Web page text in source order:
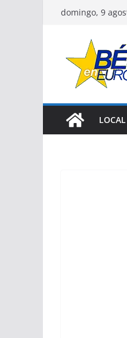
Saltardomingo, 9
LOCAL